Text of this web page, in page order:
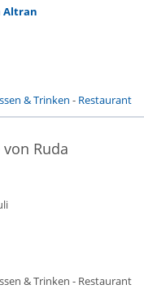
Altran
& Trinken - Restaurant
Ruda
& Trinken - Restaurant